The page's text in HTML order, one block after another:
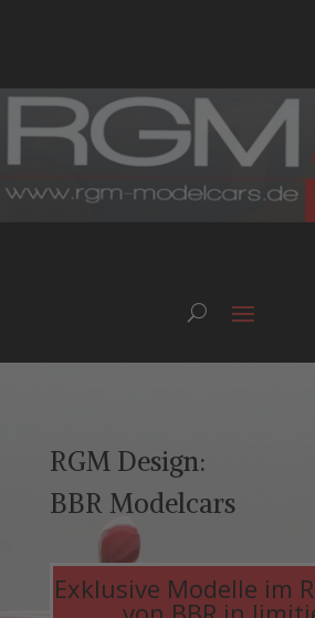
RGM Design:
BBR Modelcars
Exklusive Modelle im